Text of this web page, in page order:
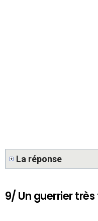
La réponse
9/ Un guerrier